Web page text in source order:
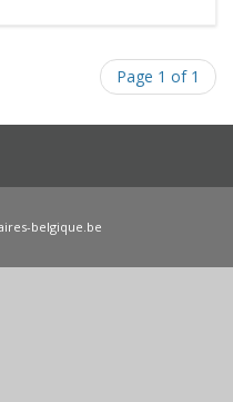
Page 1 of 1
belgique.be